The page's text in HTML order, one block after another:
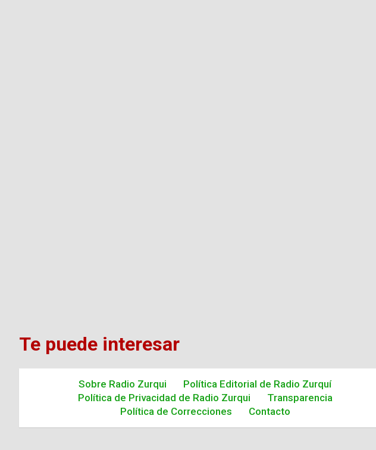
Te puede interesar
Sobre Radio Zurqui
Política Editorial de Radio Zurquí
Política de Privacidad de Radio Zurqui
Transparencia
Política de Correcciones
Contacto